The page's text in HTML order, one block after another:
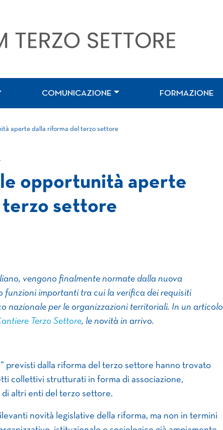
COMUNICAZIONE FORMAZIONE
aperte dalla riforma del terzo settore
le opportunità aperte
settore
vengono finalmente normate dalla nuova
funzioni importanti tra cui la verifica dei requisiti
nazionale per le organizzazioni territoriali. In un articolo
Terzo Settore, le novità in arrivo.
previsti dalla riforma del terzo settore hanno trovato
collettivi strutturati in forma di associazione,
di altri enti del terzo settore.
novità legislative della riforma, ma non in termini